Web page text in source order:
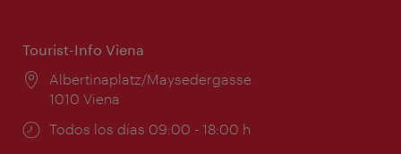
Tourist-Info Viena
Lugar:
Albertinaplatz/Maysedergasse
1010 Viena
Horarios
Todos los días 09:00 - 18:00 h